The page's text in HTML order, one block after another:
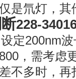
是氘灯，其
228-
定200nm波
，需考虑
不多时，再